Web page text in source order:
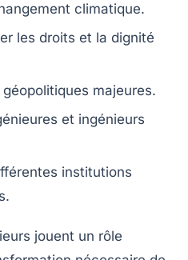
climatique.
les droits et la dignité
majeures.
et ingénieurs
institutions
jouent un rôle